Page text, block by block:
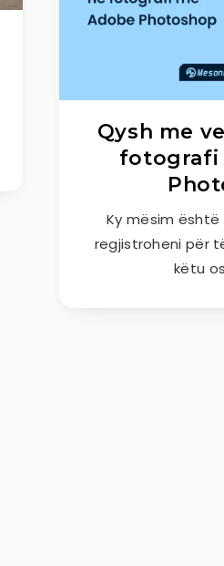
Qysh me
fotografi
Ky mësim është
regjistroheni për
këtu